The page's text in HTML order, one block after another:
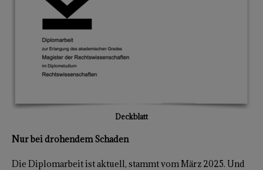
Deckblatt
Nur bei drohendem Schaden
Die Diplomarbeit ist aktuell, stammt vom März 2025. Und